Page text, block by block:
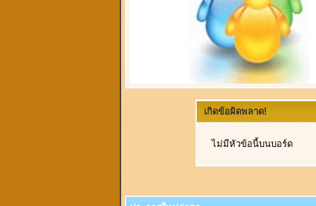
เกิดข้อผิดพลาด!
ไม่มีหัวข้อนี้บนบอร์ด